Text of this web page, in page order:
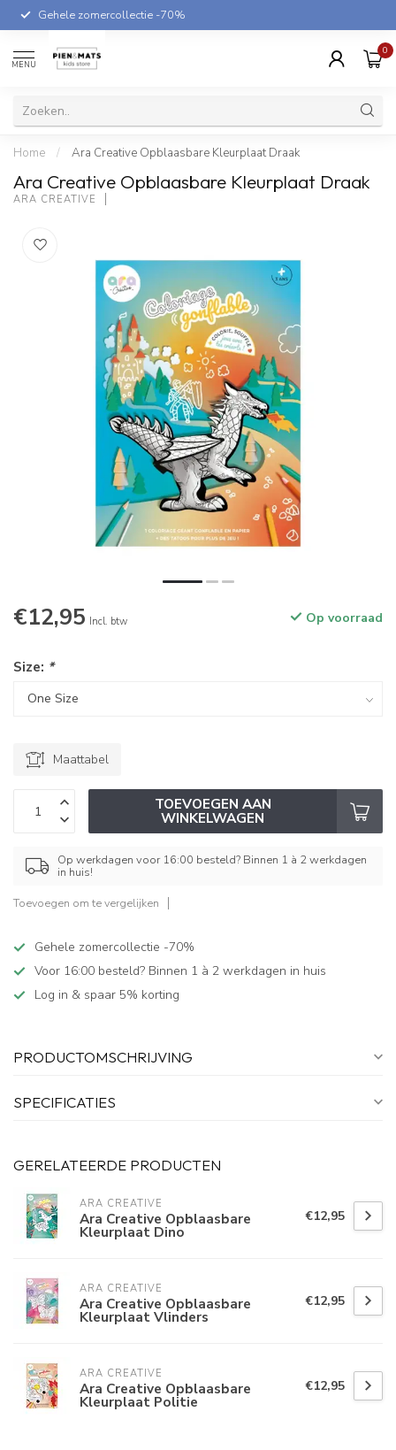
Gehele zomercollectie -70%
MENU
0
Home / Ara Creative Opblaasbare Kleurplaat Draak
Ara Creative Opblaasbare Kleurplaat Draak
ARA CREATIVE
€12,95 Incl. btw Op voorraad
Size: *
Maattabel
TOEVOEGEN AAN
WINKELWAGEN
Op werkdagen voor 16:00 besteld? Binnen 1 à 2 werkdagen
in huis!
Toevoegen om te vergelijken
Gehele zomercollectie -70%
Voor 16:00 besteld? Binnen 1 à 2 werkdagen in huis
Log in & spaar 5% korting
PRODUCTOMSCHRIJVING
SPECIFICATIES
GERELATEERDE PRODUCTEN
ARA CREATIVE
Ara Creative Opblaasbare
Kleurplaat Dino
€12,95
ARA CREATIVE
Ara Creative Opblaasbare
Kleurplaat Vlinders
€12,95
ARA CREATIVE
Ara Creative Opblaasbare
Kleurplaat Politie
€12,95